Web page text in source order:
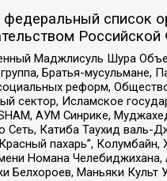
список
Маджлисуль Шура
Братья-мусульмане,
реформ,
сектор, Исламское
АУМ Синрике,
Сеть, Катиба Таухид валь-
пахарь”, Колумбайн,
Номана
Белхороев, Маньяки Культ